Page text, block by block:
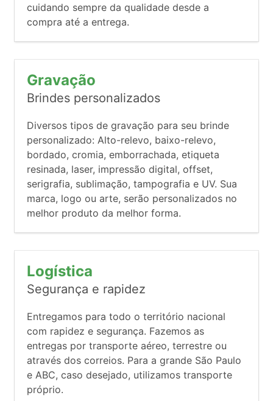
cuidando sempre da qualidade desde a
compra até a entrega.
Gravação
Brindes personalizados
Diversos tipos de gravação para seu brinde
personalizado: Alto-relevo, baixo-relevo,
bordado, cromia, emborrachada, etiqueta
resinada, laser, impressão digital, offset,
serigrafia, sublimação, tampografia e UV. Sua
marca, logo ou arte, serão personalizados no
melhor produto da melhor forma.
Logística
Segurança e rapidez
Entregamos para todo o território nacional
com rapidez e segurança. Fazemos as
entregas por transporte aéreo, terrestre ou
através dos correios. Para a grande São Paulo
e ABC, caso desejado, utilizamos transporte
próprio.